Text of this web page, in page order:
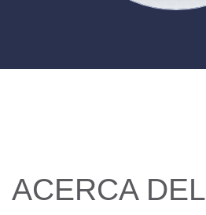
ACERCA DEL